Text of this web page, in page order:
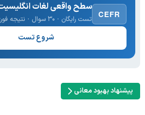
CEFR
سطح واقعی لغات
تست رایگان · ۳۰ سوال · نتیجه فوری
شروع تست
پیشنهاد بهبود معانی